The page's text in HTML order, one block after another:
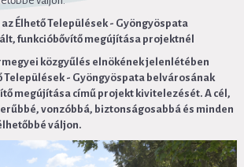
Élhető Települések - Gyöngyöspata
funkcióbővítő megújítása projektnél
közgyűlés elnökének jelenlétében
Települések - Gyöngyöspata belvárosának
megújítása című projekt kivitelezését. A cél,
vonzóbbá, biztonságosabbá és minden
váljon.